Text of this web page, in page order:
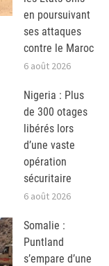
en poursuivant
ses attaques
contre le Maroc
6 août 2026
Nigeria : Plus
de 300 otages
libérés lors
d’une vaste
opération
sécuritaire
6 août 2026
Somalie :
Puntland
s’empare d’une